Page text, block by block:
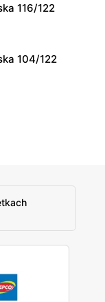
61116/122
104/122